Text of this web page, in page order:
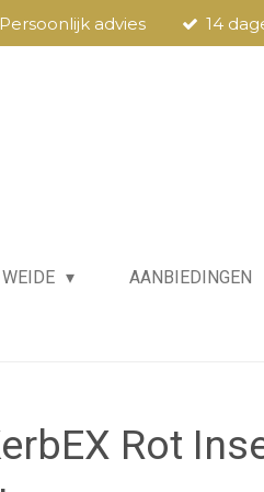
Persoonlijk advies 14
WEIDE AANBIEDINGEN
Rot